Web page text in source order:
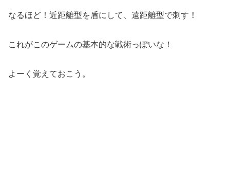
なるほど！近距離型を盾にして、遠距離型で刺す！
これがこのゲームの基本的な戦術っぽいな！
よーく覚えておこう。